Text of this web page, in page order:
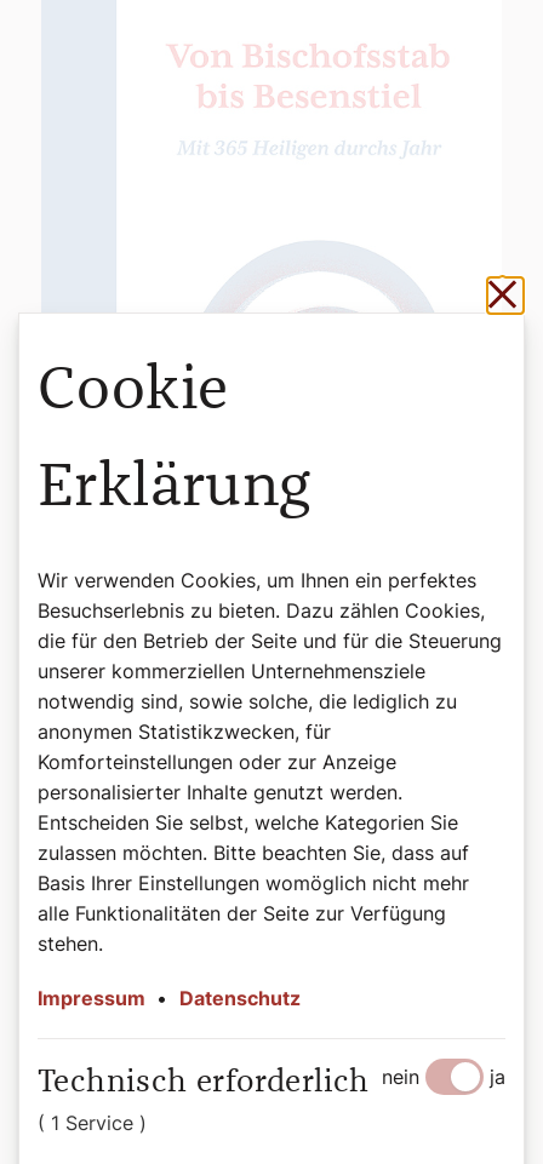
©Wiener Dom-Verlag
Das Buch zum Podcast
Heilige, das sind beeindruckende Persönlichkeiten auf
allen Kontinenten, in allen Jahrhunderten: Herrscher und
Sklaven, Brave und Aufmüpfige, Geistliche und Laien.
Diese bunte Schar porträtiert Autorin Bernadette Spitzer
in kurzweilig-informativen Geschichten, wobei sie die
Besonderheit der jeweiligen Persönlichkeit treffend
hervorkehrt. Sie übersetzt die teils sperrigen Quellen in
eine heutige Sprache und spart dabei nicht mit einem
reicht von in der breiten Öffentlichkeit weniger
bekannten, bis hin zu solchen, die erst vor kurzem heilig-
oder seliggesprochen wurden. Aufgefrischt durch
moderne Illustrationen und bemerkenswerte Zitate wird
das Buch zur täglichen Inspirationsquelle.
Cookie
Erklärung
Wir verwenden Cookies, um Ihnen ein perfektes
Besuchserlebnis zu bieten. Dazu zählen Cookies,
die für den Betrieb der Seite und für die Steuerung
unserer kommerziellen Unternehmensziele
notwendig sind, sowie solche, die lediglich zu
anonymen Statistikzwecken, für
Komforteinstellungen oder zur Anzeige
personalisierter Inhalte genutzt werden.
Entscheiden Sie selbst, welche Kategorien Sie
zulassen möchten. Bitte beachten Sie, dass auf
Basis Ihrer Einstellungen womöglich nicht mehr
alle Funktionalitäten der Seite zur Verfügung
stehen.
Impressum • Datenschutz
Technisch erforderlich
( 1 Service )
nein ja